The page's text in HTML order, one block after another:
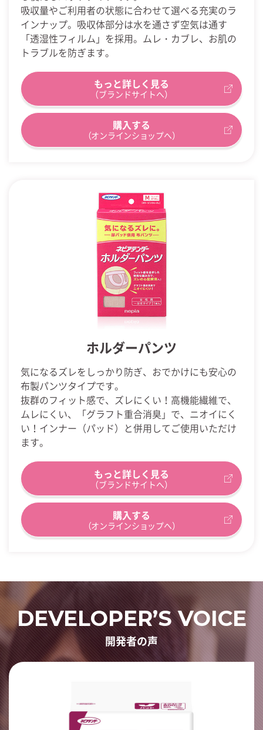
吸収量やご利用者の状態に合わせて選べる充実のラ
インナップ。吸収体部分は水を通さず空気は通す
「透湿性フィルム」を採用。ムレ・カブレ、お肌の
トラブルを防ぎます。
もっと詳しく見る
（ブランドサイトへ）
購入する
（オンラインショップへ）
ホルダーパンツ
気になるズレをしっかり防ぎ、おでかけにも安心の
布製パンツタイプです。
抜群のフィット感で、ズレにくい！高機能繊維で、
ムレにくい、「グラフト重合消臭」で、ニオイにく
い！インナー（パッド）と併用してご使用いただけ
ます。
もっと詳しく見る
（ブランドサイトへ）
購入する
（オンラインショップへ）
DEVELOPER’S VOICE
開発者の声